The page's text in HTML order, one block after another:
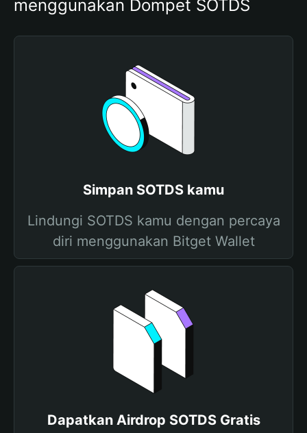
menggunakan Dompet SOTDS
Simpan SOTDS kamu
Lindungi SOTDS kamu dengan percaya
diri menggunakan Bitget Wallet
Dapatkan Airdrop SOTDS Gratis